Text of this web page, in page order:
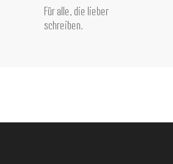
Für alle, die lieber
schreiben.